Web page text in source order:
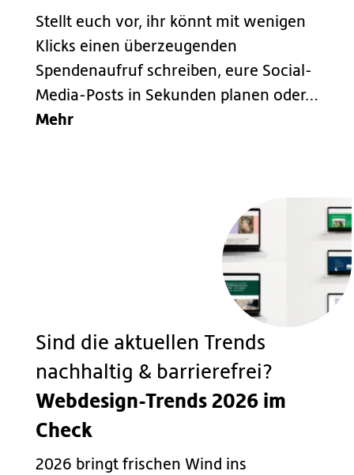
Stellt euch vor, ihr könnt mit wenigen
Klicks einen überzeugenden
Spendenaufruf schreiben, eure Social-
Media-Posts in Sekunden planen oder…
Mehr
Sind die aktuellen Trends
nachhaltig & barrierefrei?
Webdesign-Trends 2026 im
Check
2026 bringt frischen Wind ins